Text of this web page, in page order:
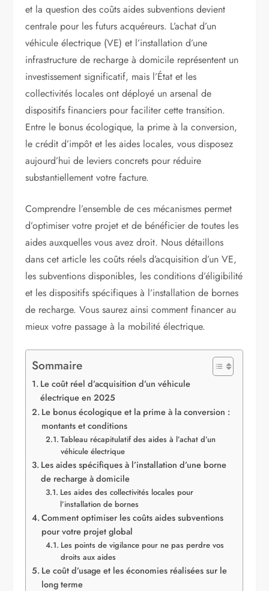
et la question des coûts aides subventions devient
centrale pour les futurs acquéreurs. L’achat d’un
véhicule électrique (VE) et l’installation d’une
infrastructure de recharge à domicile représentent un
investissement significatif, mais l’État et les
collectivités locales ont déployé un arsenal de
dispositifs financiers pour faciliter cette transition.
Entre le bonus écologique, la prime à la conversion,
le crédit d’impôt et les aides locales, vous disposez
aujourd’hui de leviers concrets pour réduire
substantiellement votre facture.
Comprendre l’ensemble de ces mécanismes permet
d’optimiser votre projet et de bénéficier de toutes les
aides auxquelles vous avez droit. Nous détaillons
dans cet article les coûts réels d’acquisition d’un VE,
les subventions disponibles, les conditions d’éligibilité
et les dispositifs spécifiques à l’installation de bornes
de recharge. Vous saurez ainsi comment financer au
mieux votre passage à la mobilité électrique.
Sommaire
Le coût réel d’acquisition d’un véhicule
électrique en 2025
Le bonus écologique et la prime à la conversion :
montants et conditions
Tableau récapitulatif des aides à l’achat d’un
véhicule électrique
Les aides spécifiques à l’installation d’une borne
de recharge à domicile
Les aides des collectivités locales pour
l’installation de bornes
Comment optimiser les coûts aides subventions
pour votre projet global
Les points de vigilance pour ne pas perdre vos
droits aux aides
Le coût d’usage et les économies réalisées sur le
long terme